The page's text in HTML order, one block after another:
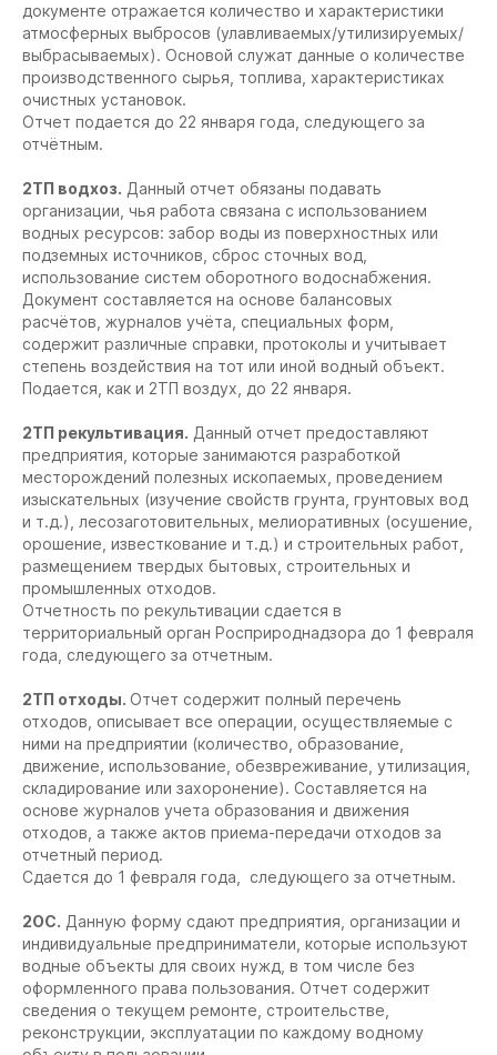
документе отражается количество и характеристики
атмосферных выбросов (улавливаемых/утилизируемых/
выбрасываемых). Основой служат данные о количестве
производственного сырья, топлива, характеристиках
очистных установок.
Отчет подается до 22 января года, следующего за
отчётным.
2ТП водхоз. Данный отчет обязаны подавать
организации, чья работа связана с использованием
водных ресурсов: забор воды из поверхностных или
подземных источников, сброс сточных вод,
использование систем оборотного водоснабжения.
Документ составляется на основе балансовых
расчётов, журналов учёта, специальных форм,
содержит различные справки, протоколы и учитывает
степень воздействия на тот или иной водный объект.
Подается, как и 2ТП воздух, до 22 января.
2ТП рекультивация. Данный отчет предоставляют
предприятия, которые занимаются разработкой
месторождений полезных ископаемых, проведением
изыскательных (изучение свойств грунта, грунтовых вод
и т.д.), лесозаготовительных, мелиоративных (осушение,
орошение, известкование и т.д.) и строительных работ,
размещением твердых бытовых, строительных и
промышленных отходов.
Отчетность по рекультивации сдается в
территориальный орган Росприроднадзора до 1 февраля
года, следующего за отчетным.
2ТП отходы. Отчет содержит полный перечень
отходов, описывает все операции, осуществляемые с
ними на предприятии (количество, образование,
движение, использование, обезвреживание, утилизация,
складирование или захоронение). Составляется на
основе журналов учета образования и движения
отходов, а также актов приема-передачи отходов за
отчетный период.
Сдается до 1 февраля года, следующего за отчетным.
2ОС. Данную форму сдают предприятия, организации и
индивидуальные предприниматели, которые используют
водные объекты для своих нужд, в том числе без
оформленного права пользования. Отчет содержит
сведения о текущем ремонте, строительстве,
реконструкции, эксплуатации по каждому водному